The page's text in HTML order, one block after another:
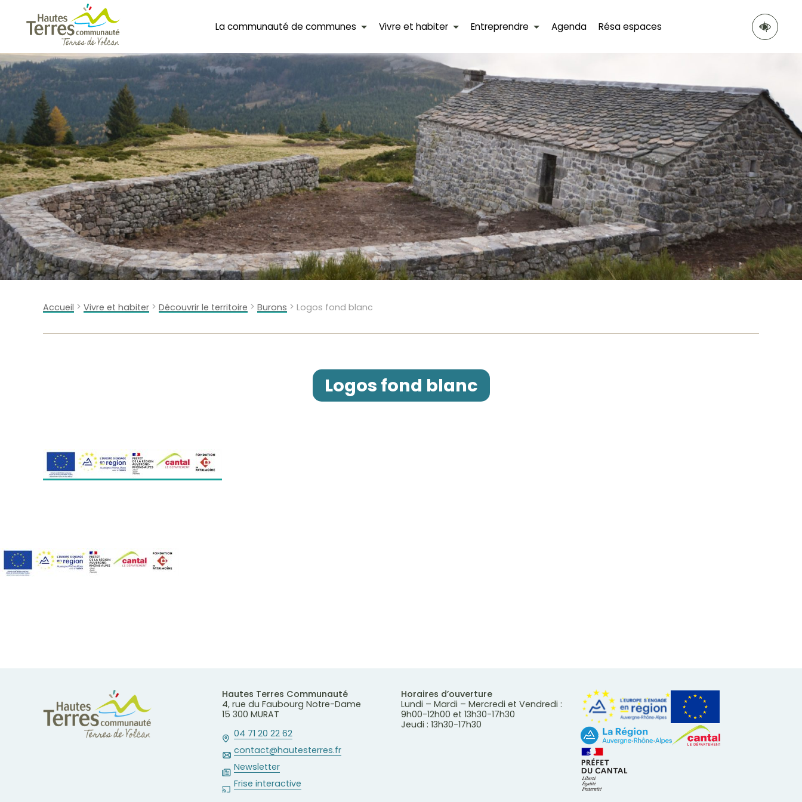
La communauté de communes Vivre et habiter Entreprendre Agenda Résa espaces
Accueil > Vivre et habiter > Découvrir le territoire > Burons > Logos fond blanc
Logos fond blanc
Hautes Terres Communauté
4, rue du Faubourg Notre-Dame
15 300 MURAT
04 71 20 22 62
contact@hautesterres.fr
Newsletter
Frise interactive
Horaires d’ouverture
Lundi – Mardi – Mercredi et Vendredi :
9h00-12h00 et 13h30-17h30
Jeudi : 13h30-17h30